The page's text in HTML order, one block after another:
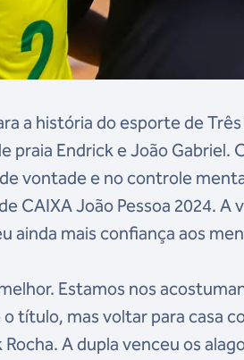
a história do esporte de
praia Endrick e João
vontade e no controle
CAIXA João Pessoa 2024.
ainda mais confiança aos
Estamos nos
título, mas voltar para casa
A dupla venceu os